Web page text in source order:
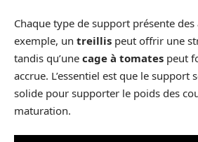
Chaque type de support présente des
exemple, un treillis peut offrir une
tandis qu’une cage à tomates peut
accrue. L’essentiel est que le support
solide pour supporter le poids des
maturation.